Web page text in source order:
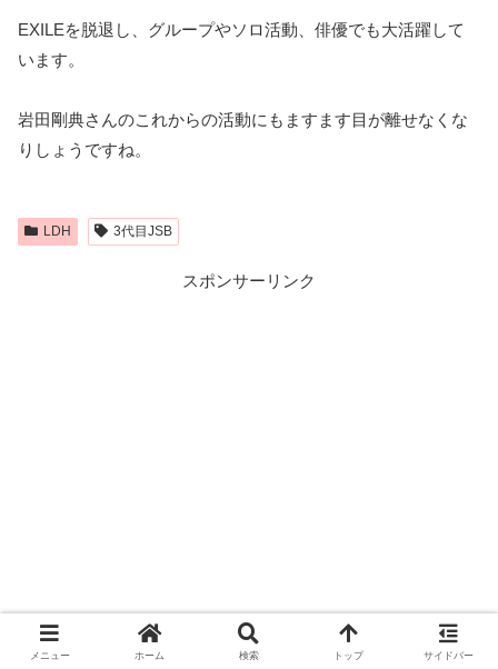
EXILEを脱退し、グループやソロ活動、俳優でも大活躍して
います。
岩田剛典さんのこれからの活動にもますます目が離せなくな
りしょうですね。
LDH 3代目JSB
スポンサーリンク
メニュー ホーム 検索 トップ サイドバー